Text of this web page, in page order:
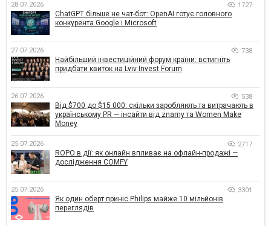
28.07.2026 1727
ChatGPT більше не чат-бот: OpenAI готує головного
конкурента Google і Microsoft
27.07.2026 738
Найбільший інвестиційний форум країни: встигніть
придбати квиток на Lviv Invest Forum
26.07.2026 538
Від $700 до $15 000: скільки заробляють та витрачають в
українському PR — інсайти від znamy та Women Make
Money
25.07.2026 2717
ROPO в дії: як онлайн впливає на офлайн-продажі —
дослідження COMFY
25.07.2026 3301
Як один оберт приніс Philips майже 10 мільйонів
переглядів